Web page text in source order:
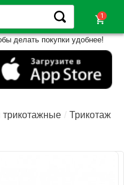
shopping_cart
делать покупки удобнее!
трикотажные
Трикотаж